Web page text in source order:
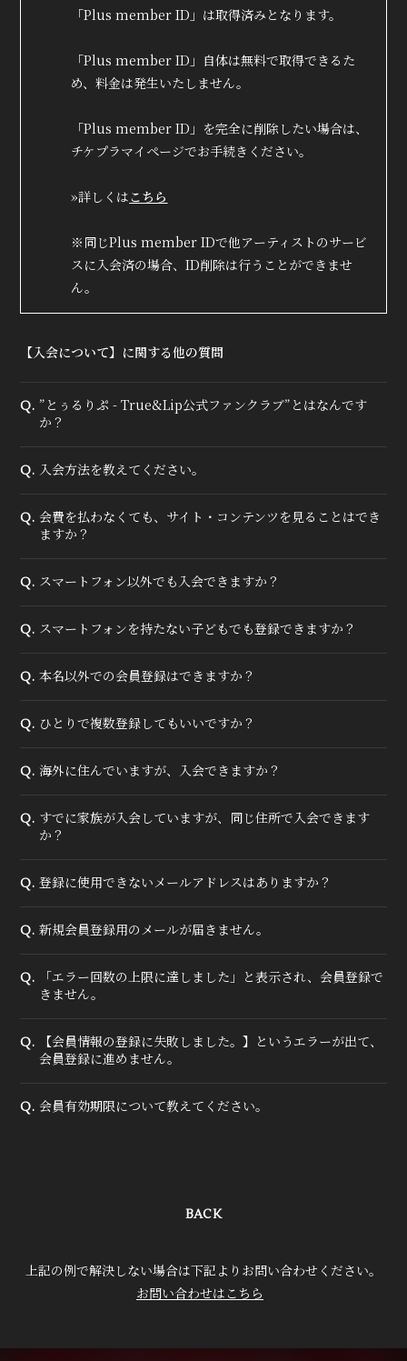
ファンクラブ
MOVIE
PHOTO
「Plus member ID」は取得済みとなります。
「Plus member ID」自体は無料で取得できるた
め、料金は発生いたしません。
「Plus member ID」を完全に削除したい場合は、
チケプラマイページでお手続きください。
»詳しくはこちら
※同じPlus member IDで他アーティストのサービ
スに入会済の場合、ID削除は行うことができませ
ん。
【入会について】に関する他の質問
Q. ”とぅるりぷ - True&Lip公式ファンクラブ”とはなんです
か？
Q. 入会方法を教えてください。
Q. 会費を払わなくても、サイト・コンテンツを見ることはでき
ますか？
Q. スマートフォン以外でも入会できますか？
Q. スマートフォンを持たない子どもでも登録できますか？
Q. 本名以外での会員登録はできますか？
Q. ひとりで複数登録してもいいですか？
Q. 海外に住んでいますが、入会できますか？
Q. すでに家族が入会していますが、同じ住所で入会できます
か？
Q. 登録に使用できないメールアドレスはありますか？
Q. 新規会員登録用のメールが届きません。
Q.
「エラー回数の上限に達しました」と表示され、会員登録で
きません。
Q.
【会員情報の登録に失敗しました。】というエラーが出て、
会員登録に進めません。
Q. 会員有効期限について教えてください。
BACK
上記の例で解決しない場合は下記よりお問い合わせください。
お問い合わせはこちら